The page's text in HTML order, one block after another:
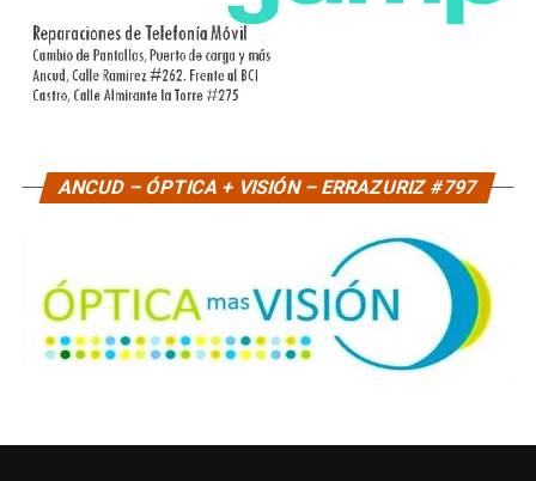
ANCUD – ÓPTICA + VISIÓN – ERRAZURIZ #797